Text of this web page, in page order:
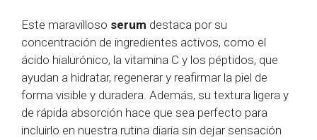
Este maravilloso serum destaca por su
concentración de ingredientes activos, como el
ácido hialurónico, la vitamina C y los péptidos, que
ayudan a hidratar, regenerar y reafirmar la piel de
forma visible y duradera. Además, su textura ligera y
de rápida absorción hace que sea perfecto para
incluirlo en nuestra rutina diaria sin dejar sensación